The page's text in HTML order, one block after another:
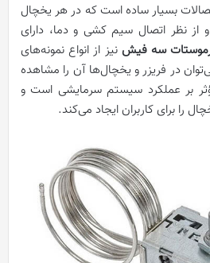
بسیار ساده است که در هر یخچال
از نظر اتصال سیم کشی و دما، دارای
سه فیش نیز از انواع نمونه‌های
در فریزر و یخچال‌ها آن را مشاهده
بر عملکرد سیستم سرمایشی است و
را برای کاربران ایجاد می‌کند.